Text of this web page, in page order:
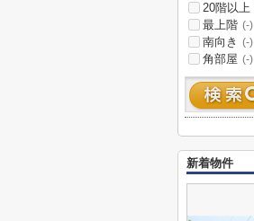
20階以上
最上階 (-)
南向き (-)
角部屋 (-)
新着物件